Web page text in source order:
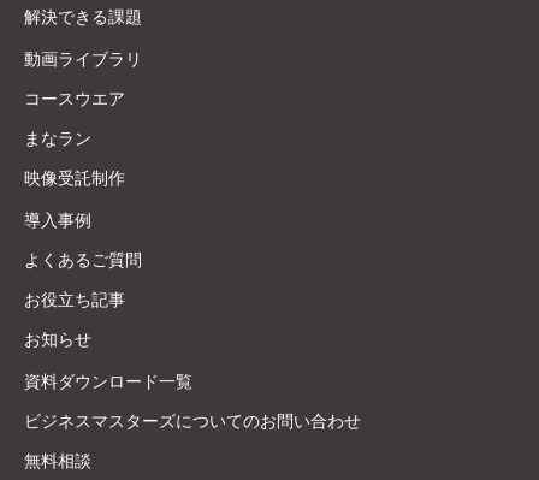
解決できる課題
動画ライブラリ
コースウエア
まなラン
映像受託制作
導入事例
よくあるご質問
お役立ち記事
お知らせ
資料ダウンロード一覧
ビジネスマスターズについてのお問い合わせ
無料相談